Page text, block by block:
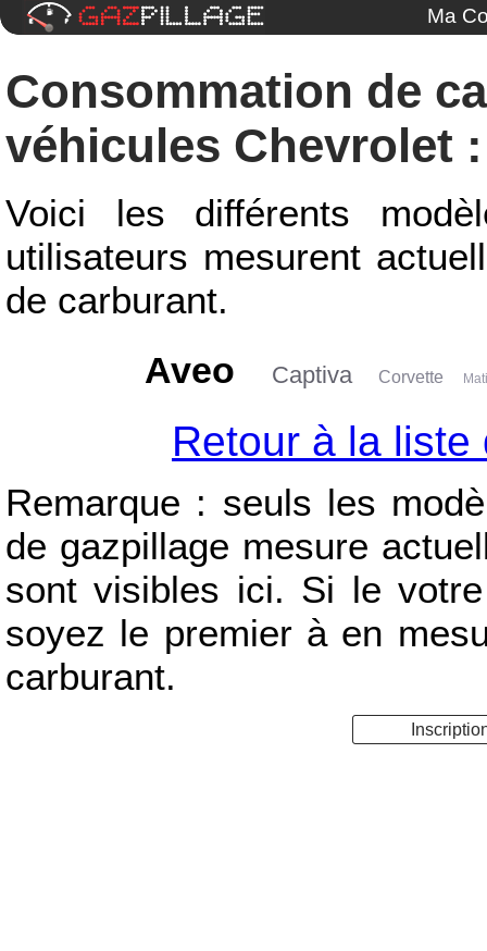
Ma
Consommation de
véhicules Chevrolet :
Voici les différents
utilisateurs mesurent
de carburant.
Aveo Captiva Corvette
Retour à la liste
Remarque : seuls les
de gazpillage mesure
sont visibles ici. Si le
soyez le premier à en
carburant.